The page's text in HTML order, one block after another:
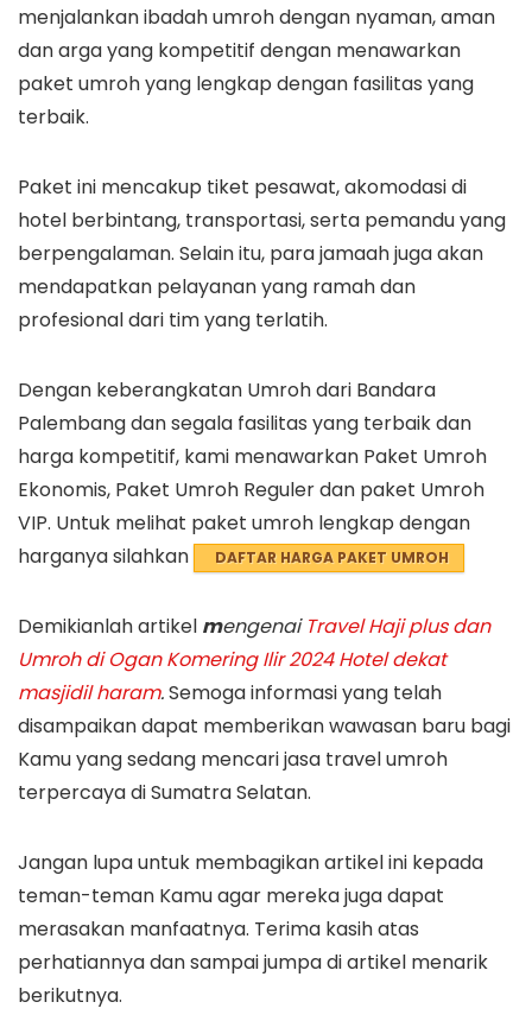
menjalankan ibadah umroh dengan nyaman, aman
dan arga yang kompetitif dengan menawarkan
paket umroh yang lengkap dengan fasilitas yang
terbaik.
Paket ini mencakup tiket pesawat, akomodasi di
hotel berbintang, transportasi, serta pemandu yang
berpengalaman. Selain itu, para jamaah juga akan
mendapatkan pelayanan yang ramah dan
profesional dari tim yang terlatih.
Dengan keberangkatan Umroh dari Bandara
Palembang dan segala fasilitas yang terbaik dan
harga kompetitif, kami menawarkan Paket Umroh
Ekonomis, Paket Umroh Reguler dan paket Umroh
VIP. Untuk melihat paket umroh lengkap dengan
harganya silahkan
DAFTAR HARGA PAKET UMROH
Demikianlah artikel mengenai Travel Haji plus dan
Umroh di Ogan Komering Ilir 2024 Hotel dekat
masjidil haram.Semoga informasi yang telah
disampaikan dapat memberikan wawasan baru bagi
Kamu yang sedang mencari jasa travel umroh
terpercaya di Sumatra Selatan.
Jangan lupa untuk membagikan artikel ini kepada
teman-teman Kamu agar mereka juga dapat
merasakan manfaatnya. Terima kasih atas
perhatiannya dan sampai jumpa di artikel menarik
berikutnya.